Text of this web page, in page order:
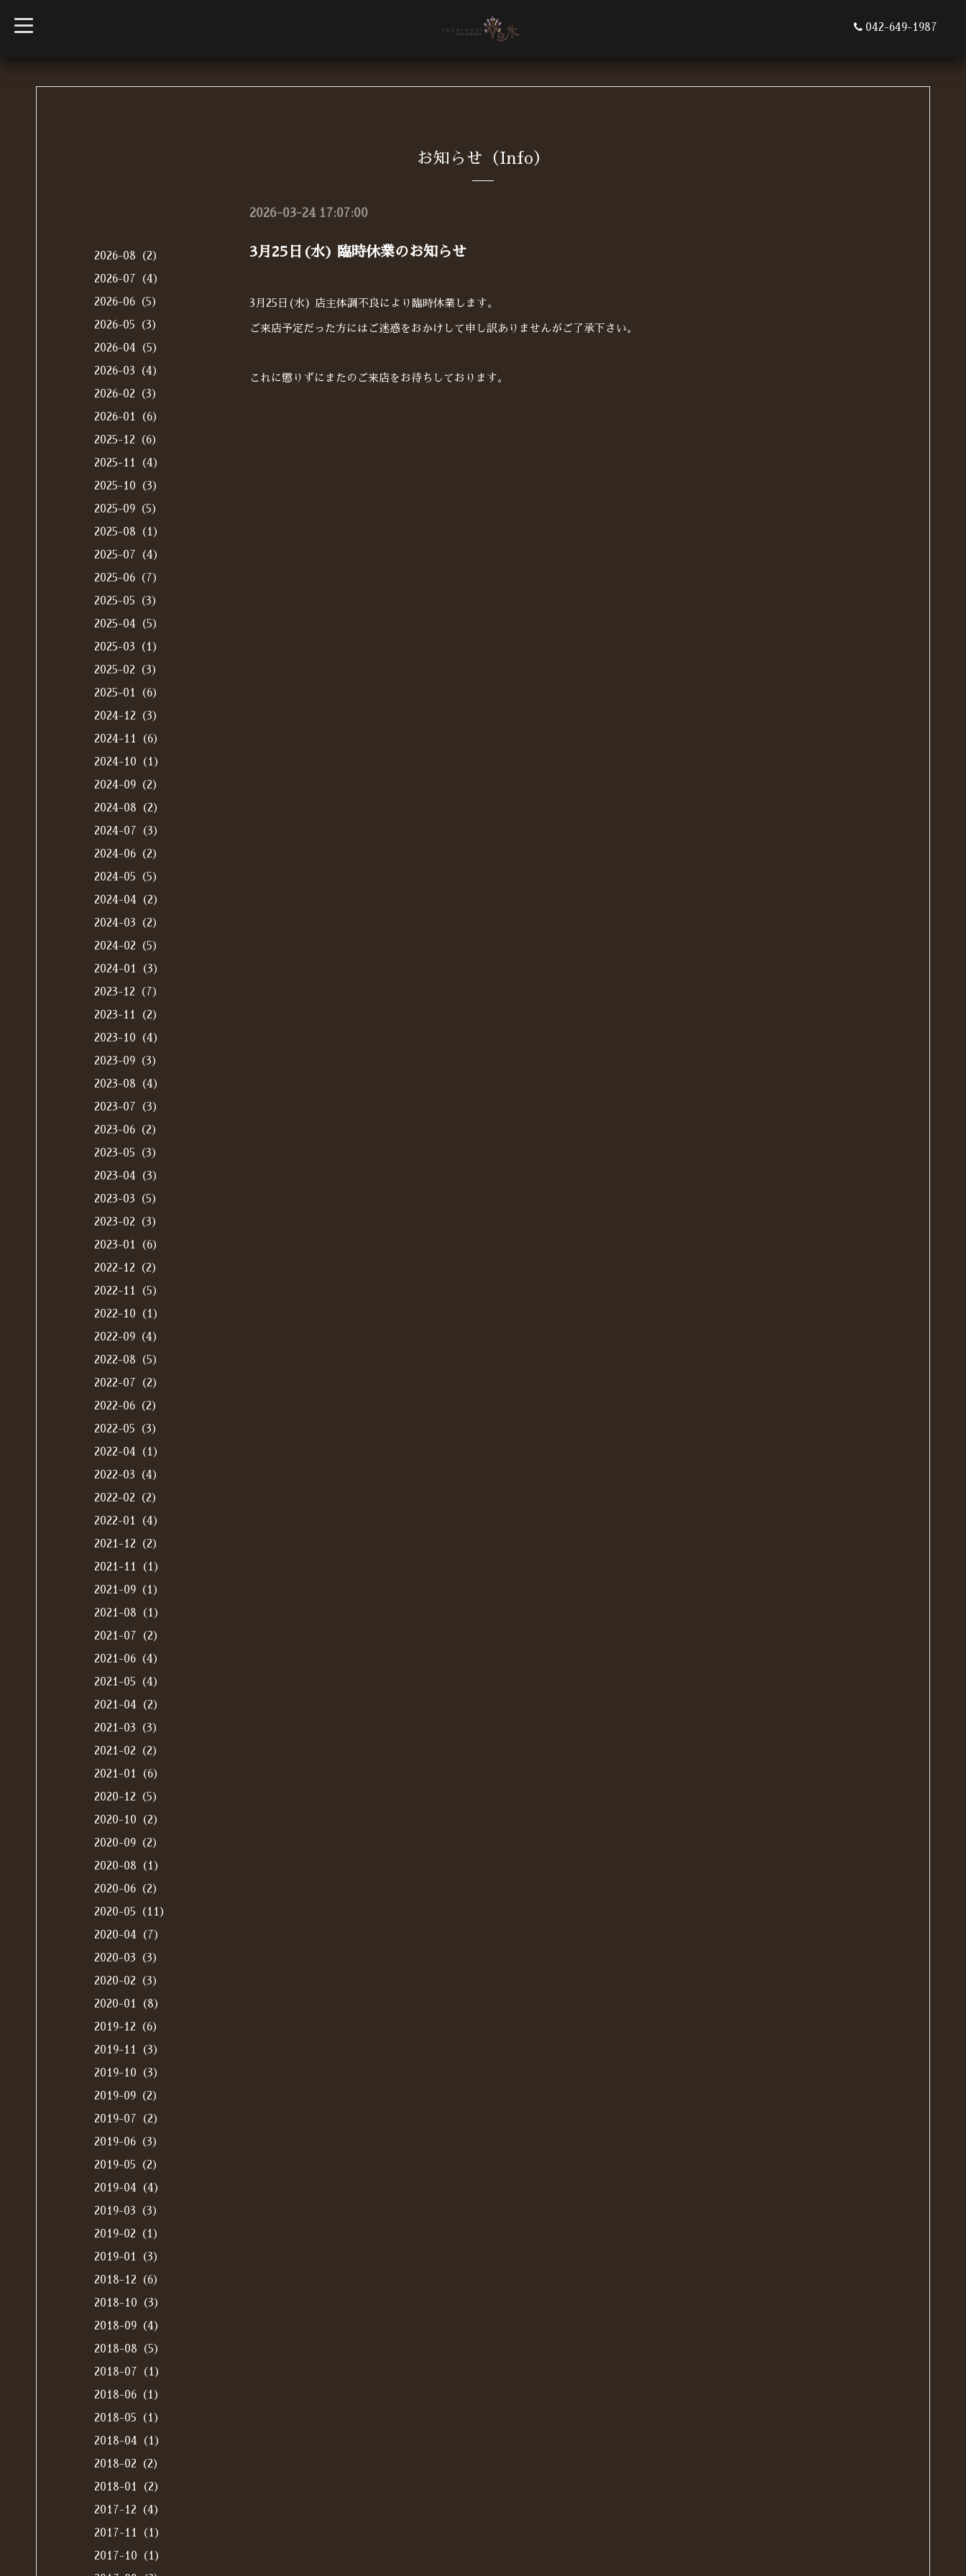
t
o
042-649-1987
お知らせ（Info）
2026-03-24 17:07:00
3月25日(水) 臨時休業のお知らせ
3月25日(水) 店主体調不良により臨時休業します。
ご来店予定だった方にはご迷惑をおかけして申し訳ありませんがご了承下さい。
これに懲りずにまたのご来店をお待ちしております。
2026-08（2）
2026-07（4）
2026-06（5）
2026-05（3）
2026-04（5）
2026-03（4）
2026-02（3）
2026-01（6）
2025-12（6）
2025-11（4）
2025-10（3）
2025-09（5）
2025-08（1）
2025-07（4）
2025-06（7）
2025-05（3）
2025-04（5）
2025-03（1）
2025-02（3）
2025-01（6）
2024-12（3）
2024-11（6）
2024-10（1）
2024-09（2）
2024-08（2）
2024-07（3）
2024-06（2）
2024-05（5）
2024-04（2）
2024-03（2）
2024-02（5）
2024-01（3）
2023-12（7）
2023-11（2）
2023-10（4）
2023-09（3）
2023-08（4）
2023-07（3）
2023-06（2）
2023-05（3）
2023-04（3）
2023-03（5）
2023-02（3）
2023-01（6）
2022-12（2）
2022-11（5）
2022-10（1）
2022-09（4）
2022-08（5）
2022-07（2）
2022-06（2）
2022-05（3）
2022-04（1）
2022-03（4）
2022-02（2）
2022-01（4）
2021-12（2）
2021-11（1）
2021-09（1）
2021-08（1）
2021-07（2）
2021-06（4）
2021-05（4）
2021-04（2）
2021-03（3）
2021-02（2）
2021-01（6）
2020-12（5）
2020-10（2）
2020-09（2）
2020-08（1）
2020-06（2）
2020-05（11）
2020-04（7）
2020-03（3）
2020-02（3）
2020-01（8）
2019-12（6）
2019-11（3）
2019-10（3）
2019-09（2）
2019-07（2）
2019-06（3）
2019-05（2）
2019-04（4）
2019-03（3）
2019-02（1）
2019-01（3）
2018-12（6）
2018-10（3）
2018-09（4）
2018-08（5）
2018-07（1）
2018-06（1）
2018-05（1）
2018-04（1）
2018-02（2）
2018-01（2）
2017-12（4）
2017-11（1）
2017-10（1）